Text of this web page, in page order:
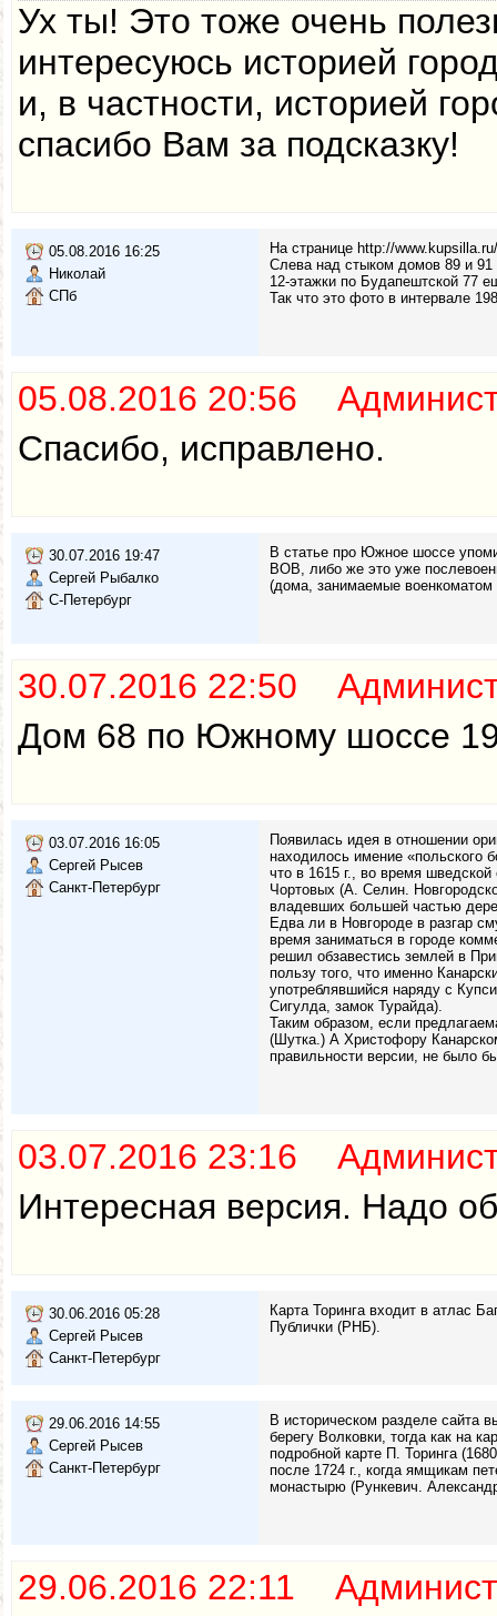
Ух ты! Это тоже очень
интересуюсь историей
и, в частности, историей
спасибо Вам за подсказку!
05.08.2016 16:25
Николай
СПб
На странице http://
Слева над стыком домов 89 и 91
12-этажки по Будапештской 77
Так что это фото в интервале
05.08.2016 20:56
Спасибо, исправлено.
30.07.2016 19:47
Сергей Рыбалко
С-Петербург
В статье про Южное шоссе
ВОВ, либо же это уже
(дома, занимаемые военкоматом
30.07.2016 22:50
Дом 68 по Южному шоссе
03.07.2016 16:05
Сергей Рысев
Санкт-Петербург
Появилась идея в отношении
находилось имение «польского
что в 1615 г., во время
Чортовых (А. Селин.
владевших большей частью
Едва ли в Новгороде в разгар
время заниматься в городе
решил обзавестись землей в
пользу того, что именно
употреблявшийся наряду с
Сигулда, замок Турайда).
Таким образом, если
(Шутка.) А Христофору
правильности версии, не было
03.07.2016 23:16
Интересная версия. Надо
30.06.2016 05:28
Сергей Рысев
Санкт-Петербург
Карта Торинга входит в атлас
Публички (РНБ).
29.06.2016 14:55
Сергей Рысев
Санкт-Петербург
В историческом разделе сайта
берегу Волковки, тогда как на
подробной карте П. Торинга
после 1724 г., когда ямщикам
монастырю (Рункевич.
29.06.2016 22:11